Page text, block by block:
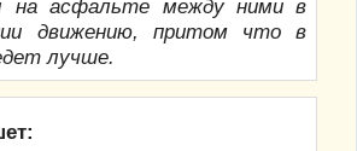
на асфальте между ними в
движению, притом что в
лучше.